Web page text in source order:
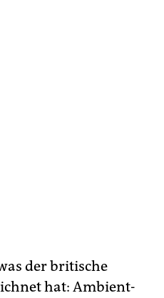
der britische
hat: Ambient-